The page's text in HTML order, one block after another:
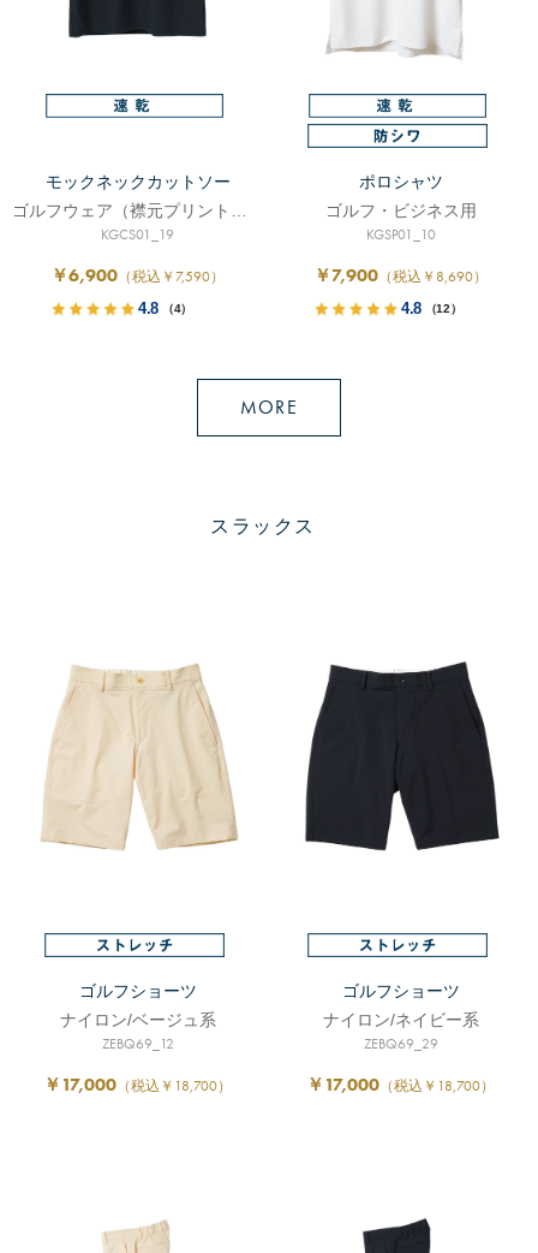
モックネックカットソー
KGCS01_19
￥6,900 （税込￥7,590）
4.8 （4）
ポロシャツ
ゴルフ・ビジネス用
KGSP01_10
￥7,900 （税込￥8,690）
4.8 （12）
MORE
スラックス
ゴルフショーツ
ナイロン/ベージュ系
ZEBQ69_12
￥17,000 （税込￥18,700）
ゴルフショーツ
ナイロン/ネイビー系
ZEBQ69_29
￥17,000 （税込￥18,700）